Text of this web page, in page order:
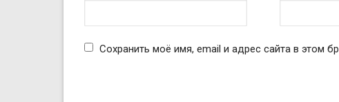
Сохранить моё имя, email и адрес сайта в этом